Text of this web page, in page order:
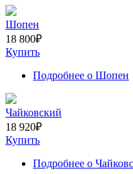
Шопен
18 800₽
Купить
Подробнее о Шопен
Чайковский
18 920₽
Купить
Подробнее о